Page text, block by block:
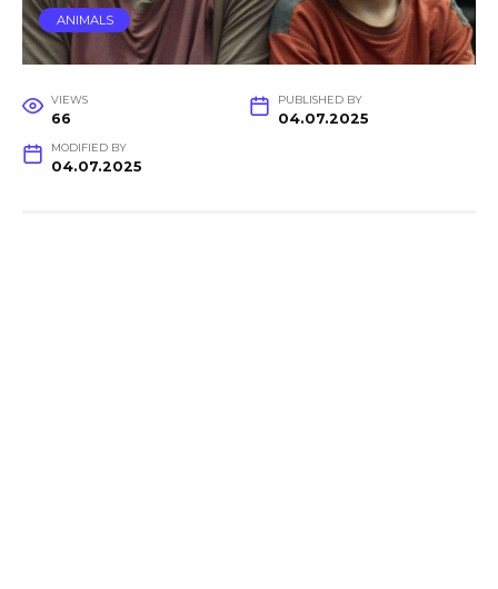
ANIMALS
VIEWS
66
PUBLISHED BY
04.07.2025
MODIFIED BY
04.07.2025